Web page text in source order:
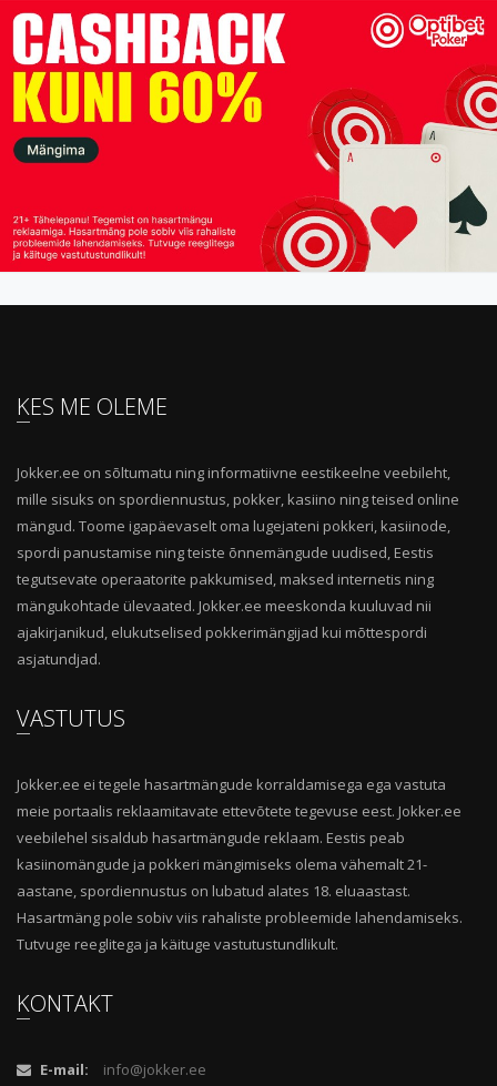
KES ME OLEME
Jokker.ee on sõltumatu ning informatiivne eestikeelne veebileht,
mille sisuks on spordiennustus, pokker, kasiino ning teised online
mängud. Toome igapäevaselt oma lugejateni pokkeri, kasiinode,
spordi panustamise ning teiste õnnemängude uudised, Eestis
tegutsevate operaatorite pakkumised, maksed internetis ning
mängukohtade ülevaated. Jokker.ee meeskonda kuuluvad nii
ajakirjanikud, elukutselised pokkerimängijad kui mõttespordi
asjatundjad.
VASTUTUS
Jokker.ee ei tegele hasartmängude korraldamisega ega vastuta
meie portaalis reklaamitavate ettevõtete tegevuse eest. Jokker.ee
veebilehel sisaldub hasartmängude reklaam. Eestis peab
kasiinomängude ja pokkeri mängimiseks olema vähemalt 21-
aastane, spordiennustus on lubatud alates 18. eluaastast.
Hasartmäng pole sobiv viis rahaliste probleemide lahendamiseks.
Tutvuge reeglitega ja käituge vastutustundlikult.
KONTAKT
E-mail: info@jokker.ee